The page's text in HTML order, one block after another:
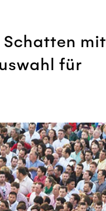
Schatten mit
für